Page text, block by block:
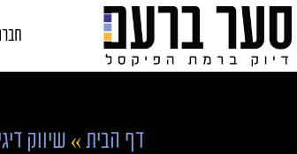
דף הבית » שיווק